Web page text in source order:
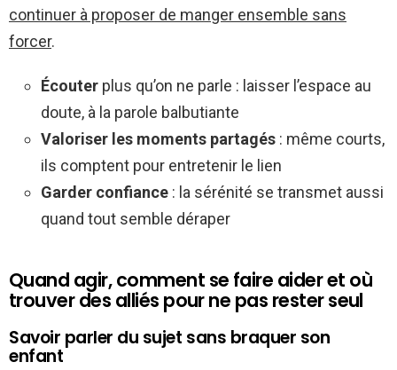
continuer à proposer de manger ensemble sans
forcer.
Écouter plus qu’on ne parle : laisser l’espace au
doute, à la parole balbutiante
Valoriser les moments partagés : même courts,
ils comptent pour entretenir le lien
Garder confiance : la sérénité se transmet aussi
quand tout semble déraper
Quand agir, comment se faire aider et où
trouver des alliés pour ne pas rester seul
Savoir parler du sujet sans braquer son
enfant